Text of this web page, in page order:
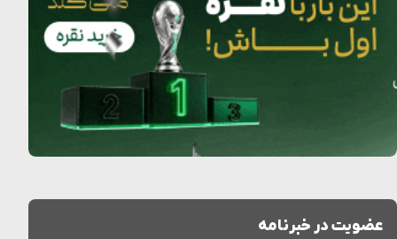
عضویت در خبرنامه